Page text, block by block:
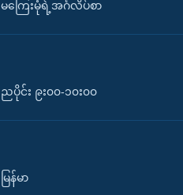
မကြေးမုံရဲ့အင်္ဂလိပ်စာ
ညပိုင်း ၉း၀၀-၁၀း၀၀
မြန်မာ